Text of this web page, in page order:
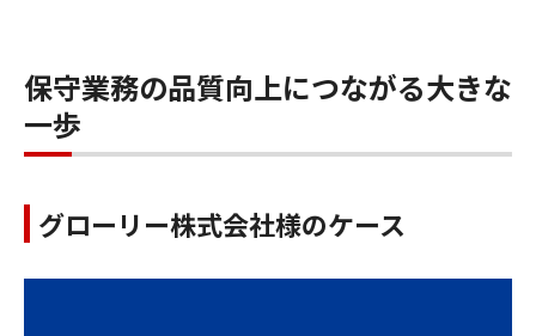
保守業務の品質向上につながる大きな
一歩
グローリー株式会社様のケース